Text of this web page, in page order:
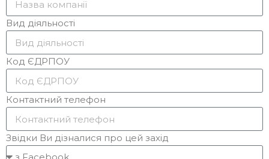
Вид діяльності
Код ЄДРПОУ
Контактний телефон
Звідки Ви дізналися про цей захід